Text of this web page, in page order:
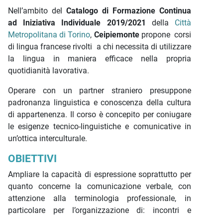
Nell’ambito del Catalogo di Formazione Continua
ad Iniziativa Individuale 2019/2021 della Città
Metropolitana di Torino, Ceipiemonte propone corsi
di lingua francese rivolti a chi necessita di utilizzare
la lingua in maniera efficace nella propria
quotidianità lavorativa.
Operare con un partner straniero presuppone
padronanza linguistica e conoscenza della cultura
di appartenenza. Il corso è concepito per coniugare
le esigenze tecnico-linguistiche e comunicative in
un’ottica interculturale.
OBIETTIVI
Ampliare la capacità di espressione soprattutto per
quanto concerne la comunicazione verbale, con
attenzione alla terminologia professionale, in
particolare per l’organizzazione di: incontri e